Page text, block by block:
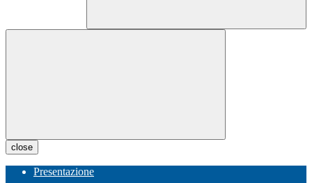
close
Presentazione